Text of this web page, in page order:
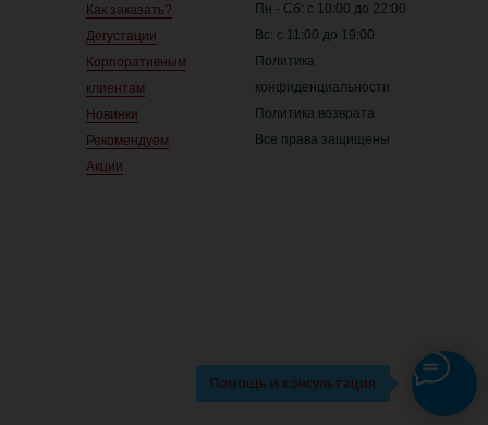
Помощь и консультация
Как заказать?
Дегустации
Корпоративным
клиентам
Новинки
Рекомендуем
Акции
Пн - Сб: с 10:00 до 22:00
Вс: с 11:00 до 19:00
Политика
конфиденциальности
Политика возврата
Все права защищены